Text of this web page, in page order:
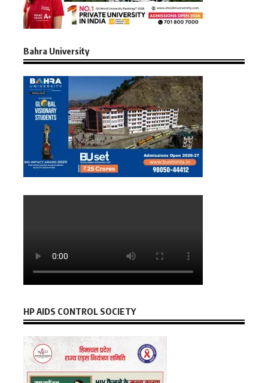
Bahra University
HP AIDS CONTROL SOCIETY